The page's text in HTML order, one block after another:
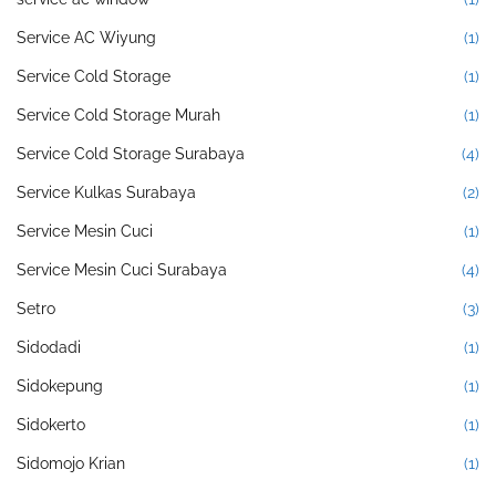
Service AC Wiyung (1)
Service Cold Storage (1)
Service Cold Storage Murah (1)
Service Cold Storage Surabaya (4)
Service Kulkas Surabaya (2)
Service Mesin Cuci (1)
Service Mesin Cuci Surabaya (4)
Setro (3)
Sidodadi (1)
Sidokepung (1)
Sidokerto (1)
Sidomojo Krian (1)